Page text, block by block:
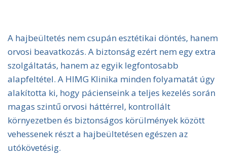
A hajbeültetés nem csupán esztétikai döntés, hanem
orvosi beavatkozás. A biztonság ezért nem egy extra
szolgáltatás, hanem az egyik legfontosabb
alapfeltétel. A HIMG Klinika minden folyamatát úgy
alakította ki, hogy pácienseink a teljes kezelés során
magas szintű orvosi háttérrel, kontrollált
környezetben és biztonságos körülmények között
vehessenek részt a hajbeültetésen egészen az
utókövetésig.